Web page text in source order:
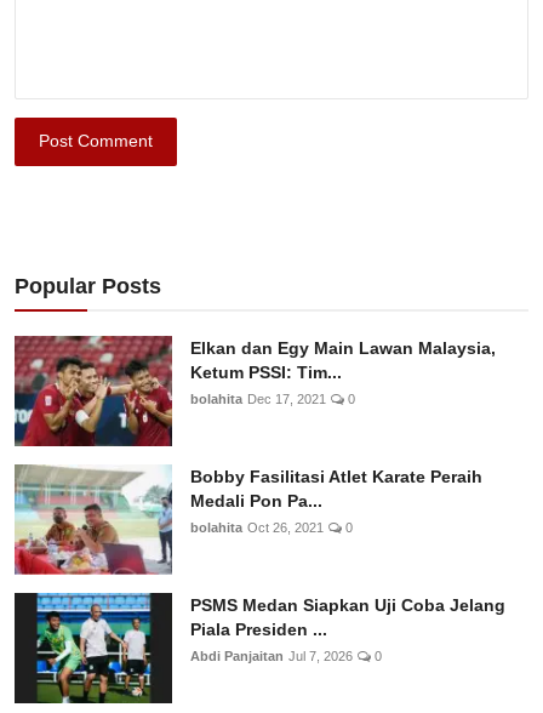
Post Comment
Popular Posts
Elkan dan Egy Main Lawan Malaysia,
Ketum PSSI: Tim...
bolahita Dec 17, 2021 0
Bobby Fasilitasi Atlet Karate Peraih
Medali Pon Pa...
bolahita Oct 26, 2021 0
PSMS Medan Siapkan Uji Coba Jelang
Piala Presiden ...
Abdi Panjaitan Jul 7, 2026 0